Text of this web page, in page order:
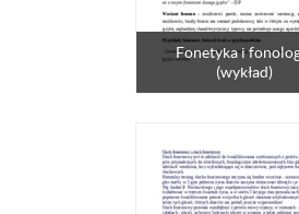
Fonetyka i
(wykład)